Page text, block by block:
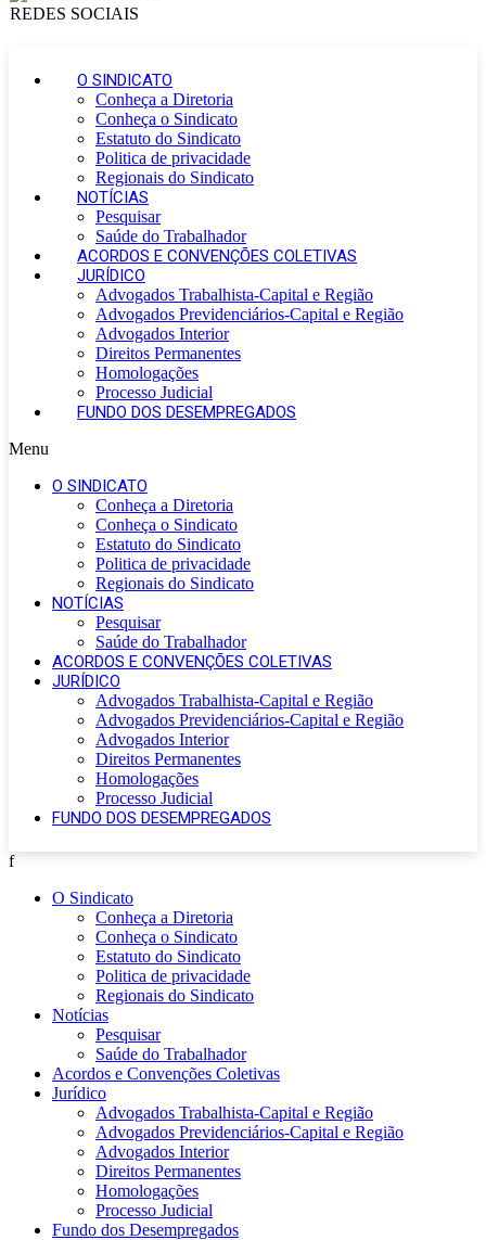
O SINDICATO
Conheça a Diretoria
Conheça o Sindicato
Estatuto do Sindicato
Politica de privacidade
Regionais do Sindicato
NOTÍCIAS
Pesquisar
Saúde do Trabalhador
ACORDOS E CONVENÇÕES COLETIVAS
JURÍDICO
Advogados Trabalhista-Capital e Região
Advogados Previdenciários-Capital e Região
Advogados Interior
Direitos Permanentes
Homologações
Processo Judicial
FUNDO DOS DESEMPREGADOS
Menu
O SINDICATO
Conheça a Diretoria
Conheça o Sindicato
Estatuto do Sindicato
Politica de privacidade
Regionais do Sindicato
NOTÍCIAS
Pesquisar
Saúde do Trabalhador
ACORDOS E CONVENÇÕES COLETIVAS
JURÍDICO
Advogados Trabalhista-Capital e Região
Advogados Previdenciários-Capital e Região
Advogados Interior
Direitos Permanentes
Homologações
Processo Judicial
FUNDO DOS DESEMPREGADOS
f
O Sindicato
Conheça a Diretoria
Conheça o Sindicato
Estatuto do Sindicato
Politica de privacidade
Regionais do Sindicato
Notícias
Pesquisar
Saúde do Trabalhador
Acordos e Convenções Coletivas
Jurídico
Advogados Trabalhista-Capital e Região
Advogados Previdenciários-Capital e Região
Advogados Interior
Direitos Permanentes
Homologações
Processo Judicial
Fundo dos Desempregados